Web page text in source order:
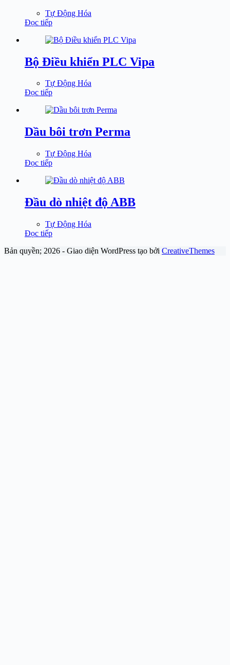
Tự Động Hóa
Đọc tiếp
Bộ Điều khiển PLC Vipa
Tự Động Hóa
Đọc tiếp
Dầu bôi trơn Perma
Tự Động Hóa
Đọc tiếp
Đầu dò nhiệt độ ABB
Tự Động Hóa
Đọc tiếp
Bản quyền; 2026 - Giao diện WordPress tạo bởi CreativeThemes